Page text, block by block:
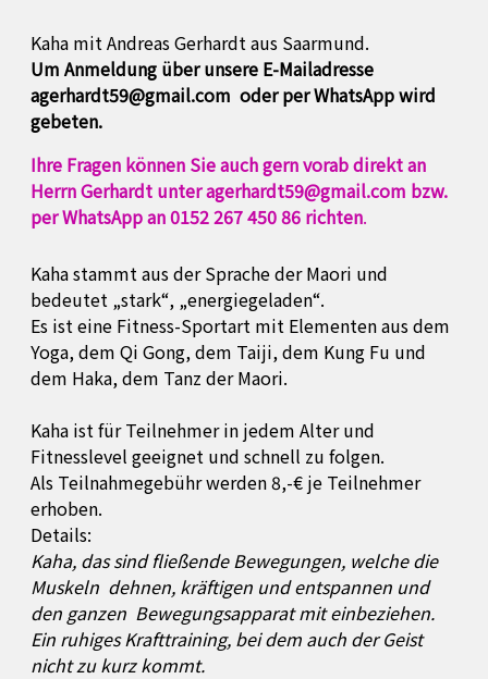
Kaha mit Andreas Gerhardt aus Saarmund.
Um Anmeldung über unsere E-Mailadresse
agerhardt59@gmail.com oder per WhatsAppwird
gebeten.
Ihre Fragen können Sie auch gern vorab direkt an
Herrn Gerhardt unter agerhardt59@gmail.com bzw.
per WhatsApp an 0152 267 450 86 richten.
Kaha stammt aus der Sprache der Maori und
bedeutet „stark“, „energiegeladen“.
Es ist eine Fitness-Sportart mit Elementen aus dem
Yoga, dem Qi Gong, dem Taiji, dem Kung Fu und
dem Haka, dem Tanz derMaori.
Kaha ist für Teilnehmer in jedem Alter und
Fitnesslevel geeignet und schnell zu folgen.
Als Teilnahmegebühr werden 8,-€ je Teilnehmer
erhoben.
Details:
Kaha, das sind fließende Bewegungen, welche die
Muskeln dehnen, kräftigen und entspannen und
den ganzen Bewegungsapparat mit einbeziehen.
Ein ruhiges Krafttraining, bei dem auch der Geist
nicht zu kurz kommt.